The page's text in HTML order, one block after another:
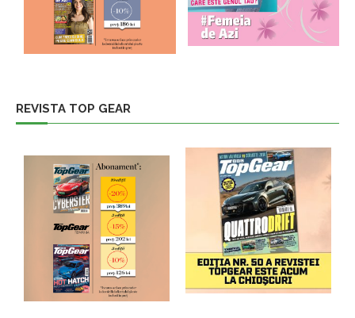
REVISTA TOP GEAR